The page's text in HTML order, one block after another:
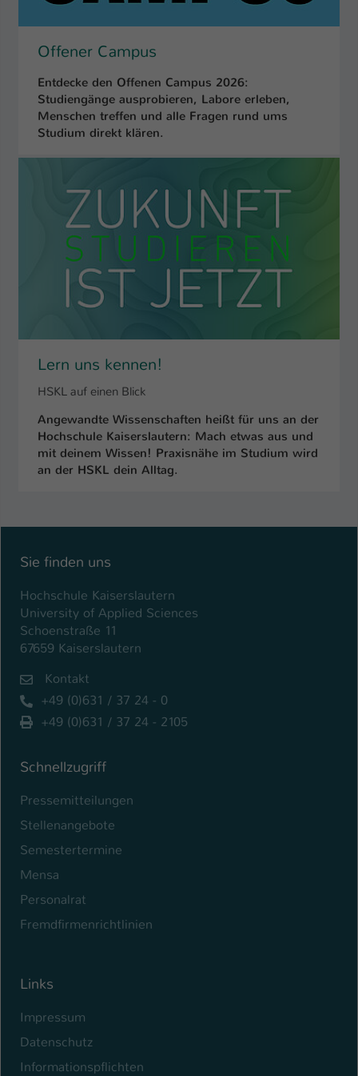
Offener Campus
Entdecke den Offenen Campus 2026:
Studiengänge ausprobieren, Labore erleben,
Menschen treffen und alle Fragen rund ums
Studium direkt klären.
Lern uns kennen!
HSKL auf einen Blick
Angewandte Wissenschaften heißt für uns an der
Hochschule Kaiserslautern: Mach etwas aus und
mit deinem Wissen! Praxisnähe im Studium wird
an der HSKL dein Alltag.
Sie finden uns
Hochschule Kaiserslautern
University of Applied Sciences
Schoenstraße 11
67659 Kaiserslautern
Kontakt
+49 (0)631 / 37 24 - 0
+49 (0)631 / 37 24 - 2105
Schnellzugriff
Pressemitteilungen
Stellenangebote
Semestertermine
Mensa
Personalrat
Fremdfirmenrichtlinien
Links
Impressum
Datenschutz
Informationspflichten
Zweck
Einstellungen. Unter anderem eine zufällig
Einstellungen, falls der Webseiten-
Betreiber dies eingestellt hat.
Name fe_typo_user / PHPSESSID
Anbieter TYPO3
Laufzeit 1 Woche
Dieses Cookie ist ein Standard-Session-
Cookie von TYPO3. Es speichert im Fall
eines Intranet-Logins die Session-ID. So
kann der eingeloggte Benutzer
wiedererkannt werden und es wird ihm
Name be_typo_user
Anbieter TYPO3
Laufzeit 1 Tag
angemeldet ist und Rechte besitzt diese